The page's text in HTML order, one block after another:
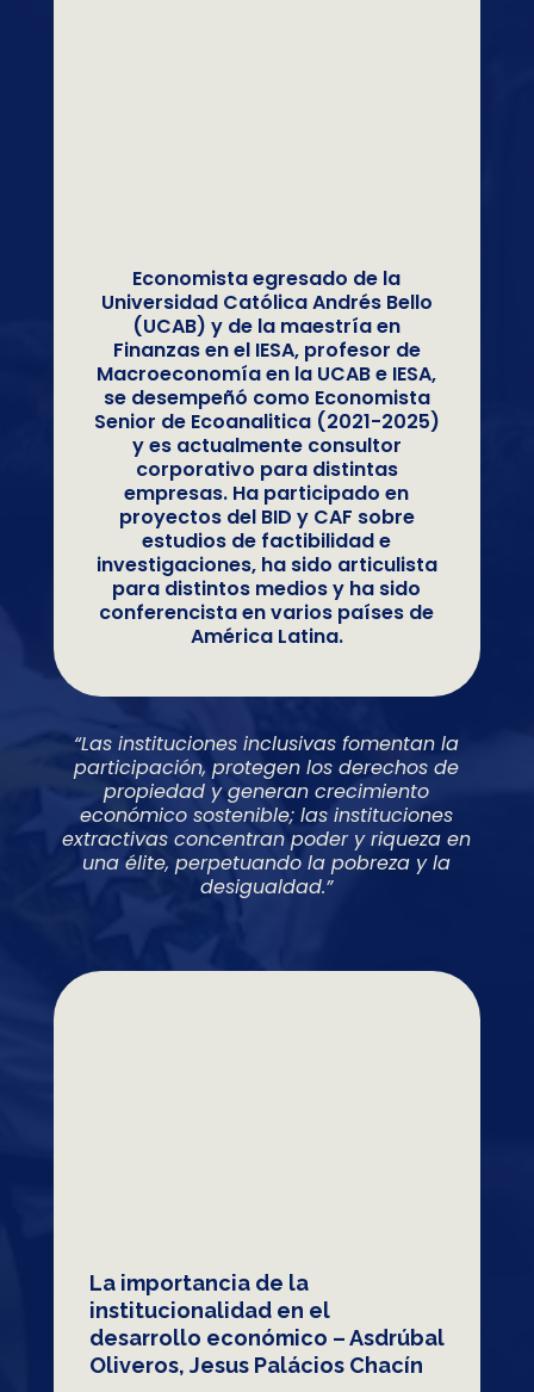
Economista egresado de la
Universidad Católica Andrés Bello
(UCAB) y de la maestría en
Finanzas en el IESA, profesor de
Macroeconomía en la UCAB e IESA,
se desempeñó como Economista
Senior de Ecoanalitica (2021-2025)
y es actualmente consultor
corporativo para distintas
empresas. Ha participado en
proyectos del BID y CAF sobre
estudios de factibilidad e
investigaciones, ha sido articulista
para distintos medios y ha sido
conferencista en varios países de
América Latina.
“Las instituciones inclusivas fomentan la
participación, protegen los derechos de
propiedad y generan crecimiento
económico sostenible; las instituciones
extractivas concentran poder y riqueza en
una élite, perpetuando la pobreza y la
desigualdad.”
La importancia de la
institucionalidad en el
desarrollo económico – Asdrúbal
Oliveros, Jesus Palácios Chacín